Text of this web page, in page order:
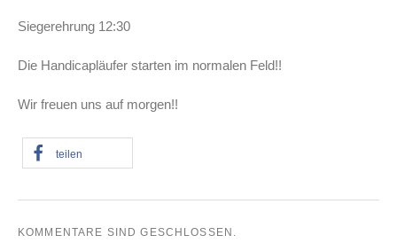
Siegerehrung 12:30
Die Handicapläufer starten im normalen Feld!!
Wir freuen uns auf morgen!!
teilen
KOMMENTARE SIND GESCHLOSSEN.